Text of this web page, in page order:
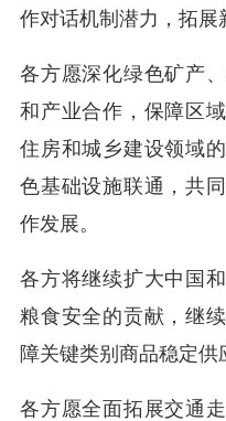
作对话机制潜力，拓展
各方愿深化绿色矿产
和产业合作，保障区
住房和城乡建设领域
色基础设施联通，共
作发展。
各方将继续扩大中国
粮食安全的贡献，继
障关键类别商品稳定供
各方愿全面拓展交通